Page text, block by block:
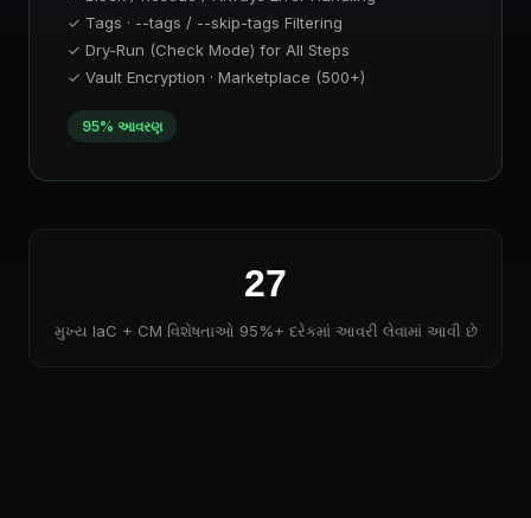
✓ Tags · --tags / --skip-tags Filtering
✓ Dry-Run (Check Mode) for All Steps
✓ Vault Encryption · Marketplace (500+)
95% આવરણ
27
મુખ્ય IaC + CM વિશેષતાઓ 95%+ દરેકમાં આવરી લેવામાં આવી છે